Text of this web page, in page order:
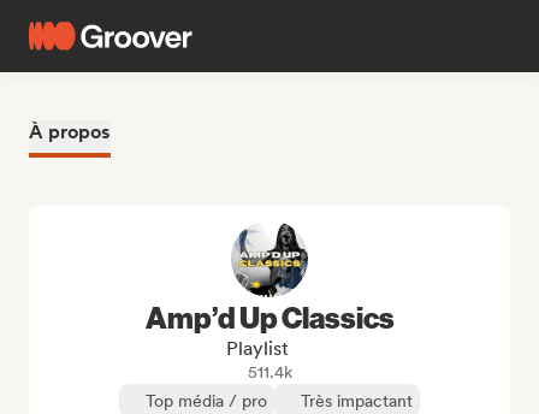
À propos
Amp’d Up Classics
Playlist
511.4k
Top média / pro
Très impactant